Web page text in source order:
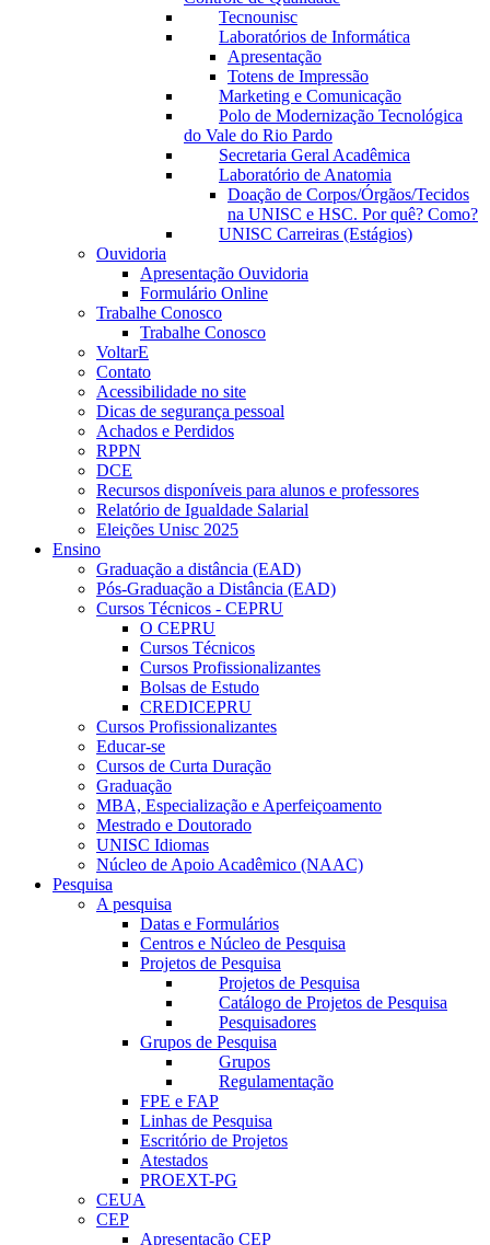
Tecnounisc
Laboratórios de Informática
Apresentação
Totens de Impressão
Marketing e Comunicação
Polo de Modernização Tecnológica
do Vale do Rio Pardo
Secretaria Geral Acadêmica
Laboratório de Anatomia
Doação de Corpos/Órgãos/Tecidos
na UNISC e HSC. Por quê? Como?
UNISC Carreiras (Estágios)
Ouvidoria
Apresentação Ouvidoria
Formulário Online
Trabalhe Conosco
Trabalhe Conosco
VoltarE
Contato
Acessibilidade no site
Dicas de segurança pessoal
Achados e Perdidos
RPPN
DCE
Recursos disponíveis para alunos e professores
Relatório de Igualdade Salarial
Eleições Unisc 2025
Ensino
Graduação a distância (EAD)
Pós-Graduação a Distância (EAD)
Cursos Técnicos - CEPRU
O CEPRU
Cursos Técnicos
Cursos Profissionalizantes
Bolsas de Estudo
CREDICEPRU
Cursos Profissionalizantes
Educar-se
Cursos de Curta Duração
Graduação
MBA, Especialização e Aperfeiçoamento
Mestrado e Doutorado
UNISC Idiomas
Núcleo de Apoio Acadêmico (NAAC)
Pesquisa
A pesquisa
Datas e Formulários
Centros e Núcleo de Pesquisa
Projetos de Pesquisa
Projetos de Pesquisa
Catálogo de Projetos de Pesquisa
Pesquisadores
Grupos de Pesquisa
Grupos
Regulamentação
FPE e FAP
Linhas de Pesquisa
Escritório de Projetos
Atestados
PROEXT-PG
CEUA
CEP
Apresentação CEP